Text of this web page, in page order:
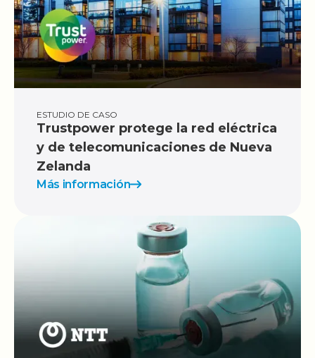
ESTUDIO DE CASO
Trustpower protege la red eléctrica
y de telecomunicaciones de Nueva
Zelanda
Más información